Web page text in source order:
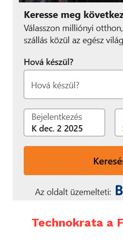
Technokrata a